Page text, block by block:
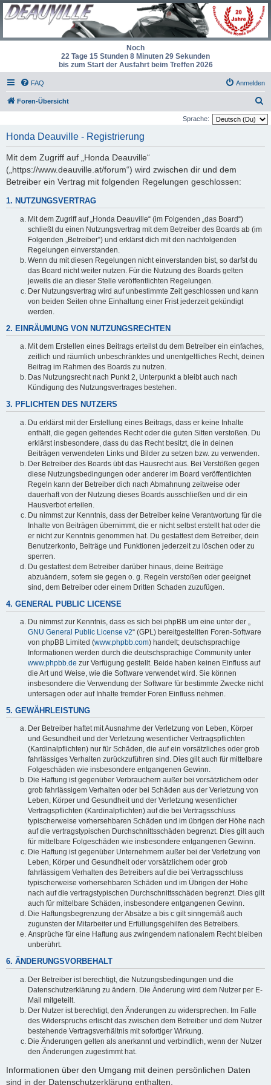
Noch
22 Tage 15 Stunden 8 Minuten 29 Sekunden
bis zum Start der Ausfahrt beim Treffen 2026
FAQ Anmelden
Foren-Übersicht
u
Sprache:
Honda Deauville - Registrierung
Mit dem Zugriff auf „Honda Deauville“
(„https://www.deauville.at/forum“) wird zwischen dir und dem
Betreiber ein Vertrag mit folgenden Regelungen geschlossen:
1. NUTZUNGSVERTRAG
Mit dem Zugriff auf „Honda Deauville“ (im Folgenden „das Board“)
schließt du einen Nutzungsvertrag mit dem Betreiber des Boards ab (im
Folgenden „Betreiber“) und erklärst dich mit den nachfolgenden
Regelungen einverstanden.
Wenn du mit diesen Regelungen nicht einverstanden bist, so darfst du
das Board nicht weiter nutzen. Für die Nutzung des Boards gelten
jeweils die an dieser Stelle veröffentlichten Regelungen.
Der Nutzungsvertrag wird auf unbestimmte Zeit geschlossen und kann
von beiden Seiten ohne Einhaltung einer Frist jederzeit gekündigt
werden.
2. EINRÄUMUNG VON NUTZUNGSRECHTEN
Mit dem Erstellen eines Beitrags erteilst du dem Betreiber ein einfaches,
zeitlich und räumlich unbeschränktes und unentgeltliches Recht, deinen
Beitrag im Rahmen des Boards zu nutzen.
Das Nutzungsrecht nach Punkt 2, Unterpunkt a bleibt auch nach
Kündigung des Nutzungsvertrages bestehen.
3. PFLICHTEN DES NUTZERS
Du erklärst mit der Erstellung eines Beitrags, dass er keine Inhalte
enthält, die gegen geltendes Recht oder die guten Sitten verstoßen. Du
erklärst insbesondere, dass du das Recht besitzt, die in deinen
Beiträgen verwendeten Links und Bilder zu setzen bzw. zu verwenden.
Der Betreiber des Boards übt das Hausrecht aus. Bei Verstößen gegen
diese Nutzungsbedingungen oder anderer im Board veröffentlichten
Regeln kann der Betreiber dich nach Abmahnung zeitweise oder
dauerhaft von der Nutzung dieses Boards ausschließen und dir ein
Hausverbot erteilen.
Du nimmst zur Kenntnis, dass der Betreiber keine Verantwortung für die
Inhalte von Beiträgen übernimmt, die er nicht selbst erstellt hat oder die
er nicht zur Kenntnis genommen hat. Du gestattest dem Betreiber, dein
Benutzerkonto, Beiträge und Funktionen jederzeit zu löschen oder zu
sperren.
Du gestattest dem Betreiber darüber hinaus, deine Beiträge
abzuändern, sofern sie gegen o. g. Regeln verstoßen oder geeignet
sind, dem Betreiber oder einem Dritten Schaden zuzufügen.
4. GENERAL PUBLIC LICENSE
Du nimmst zur Kenntnis, dass es sich bei phpBB um eine unter der „
GNU General Public License v2“ (GPL) bereitgestellten Foren-Software
von phpBB Limited (www.phpbb.com) handelt; deutschsprachige
Informationen werden durch die deutschsprachige Community unter
www.phpbb.de zur Verfügung gestellt. Beide haben keinen Einfluss auf
die Art und Weise, wie die Software verwendet wird. Sie können
insbesondere die Verwendung der Software für bestimmte Zwecke nicht
untersagen oder auf Inhalte fremder Foren Einfluss nehmen.
5. GEWÄHRLEISTUNG
Der Betreiber haftet mit Ausnahme der Verletzung von Leben, Körper
und Gesundheit und der Verletzung wesentlicher Vertragspflichten
(Kardinalpflichten) nur für Schäden, die auf ein vorsätzliches oder grob
fahrlässiges Verhalten zurückzuführen sind. Dies gilt auch für mittelbare
Folgeschäden wie insbesondere entgangenen Gewinn.
Die Haftung ist gegenüber Verbrauchern außer bei vorsätzlichem oder
grob fahrlässigem Verhalten oder bei Schäden aus der Verletzung von
Leben, Körper und Gesundheit und der Verletzung wesentlicher
Vertragspflichten (Kardinalpflichten) auf die bei Vertragsschluss
typischerweise vorhersehbaren Schäden und im übrigen der Höhe nach
auf die vertragstypischen Durchschnittsschäden begrenzt. Dies gilt auch
für mittelbare Folgeschäden wie insbesondere entgangenen Gewinn.
Die Haftung ist gegenüber Unternehmern außer bei der Verletzung von
Leben, Körper und Gesundheit oder vorsätzlichem oder grob
fahrlässigem Verhalten des Betreibers auf die bei Vertragsschluss
typischerweise vorhersehbaren Schäden und im Übrigen der Höhe
nach auf die vertragstypischen Durchschnittsschäden begrenzt. Dies gilt
auch für mittelbare Schäden, insbesondere entgangenen Gewinn.
Die Haftungsbegrenzung der Absätze a bis c gilt sinngemäß auch
zugunsten der Mitarbeiter und Erfüllungsgehilfen des Betreibers.
Ansprüche für eine Haftung aus zwingendem nationalem Recht bleiben
unberührt.
6. ÄNDERUNGSVORBEHALT
Der Betreiber ist berechtigt, die Nutzungsbedingungen und die
Datenschutzerklärung zu ändern. Die Änderung wird dem Nutzer per E-
Mail mitgeteilt.
Der Nutzer ist berechtigt, den Änderungen zu widersprechen. Im Falle
des Widerspruchs erlischt das zwischen dem Betreiber und dem Nutzer
bestehende Vertragsverhältnis mit sofortiger Wirkung.
Die Änderungen gelten als anerkannt und verbindlich, wenn der Nutzer
den Änderungen zugestimmt hat.
Informationen über den Umgang mit deinen persönlichen Daten
sind in der Datenschutzerklärung enthalten.